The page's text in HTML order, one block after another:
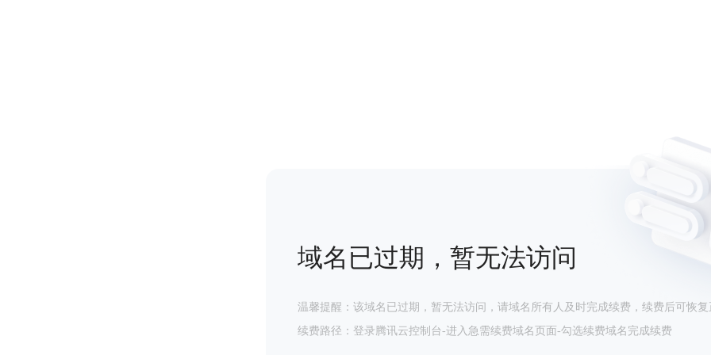
域名已过期，暂无法访问
温馨提醒：该域名已过期，暂无法访问，请域名所有人及时完成续费，续费后可恢复
续费路径：登录腾讯云控制台-进入急需续费域名页面-勾选续费域名完成续费